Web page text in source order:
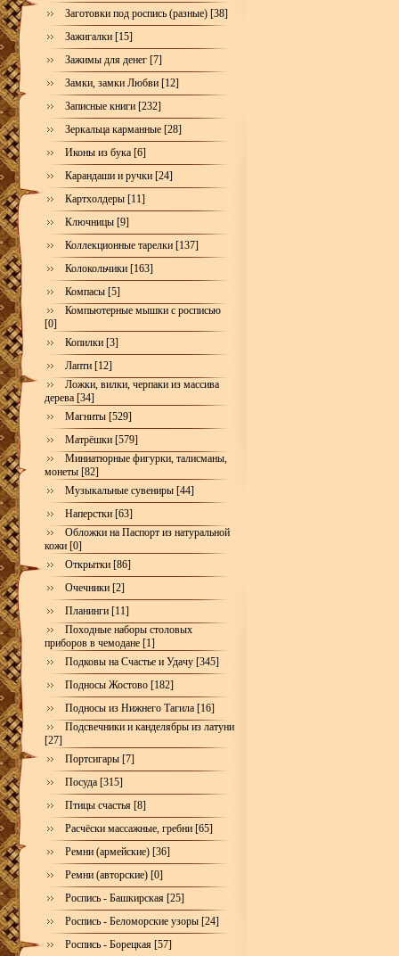
Заготовки под роспись (разные) [38]
Зажигалки [15]
Зажимы для денег [7]
Замки, замки Любви [12]
Записные книги [232]
Зеркальца карманные [28]
Иконы из бука [6]
Карандаши и ручки [24]
Картхолдеры [11]
Ключницы [9]
Коллекционные тарелки [137]
Колокольчики [163]
Компасы [5]
Компьютерные мышки с росписью
[0]
Копилки [3]
Лапти [12]
Ложки, вилки, черпаки из массива
дерева [34]
Магниты [529]
Матрёшки [579]
Миниатюрные фигурки, талисманы,
монеты [82]
Музыкальные сувениры [44]
Наперстки [63]
Обложки на Паспорт из натуральной
кожи [0]
Открытки [86]
Очечники [2]
Планинги [11]
Походные наборы столовых
приборов в чемодане [1]
Подковы на Счастье и Удачу [345]
Подносы Жостово [182]
Подносы из Нижнего Тагила [16]
Подсвечники и канделябры из латуни
[27]
Портсигары [7]
Посуда [315]
Птицы счастья [8]
Расчёски массажные, гребни [65]
Ремни (армейские) [36]
Ремни (авторские) [0]
Роспись - Башкирская [25]
Роспись - Беломорские узоры [24]
Роспись - Борецкая [57]